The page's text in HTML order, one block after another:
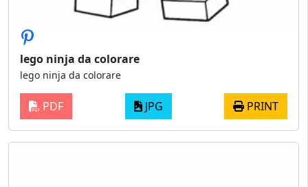
lego ninja da colorare
lego ninja da colorare
PDF JPG PRINT